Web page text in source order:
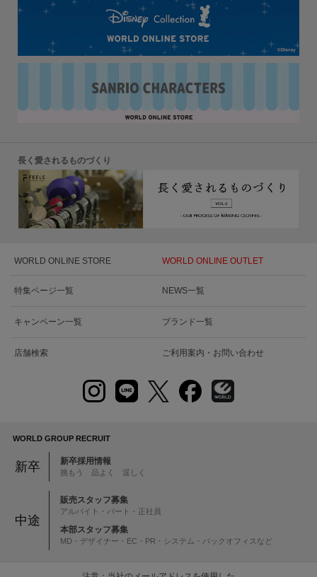
長く愛されるものづくり
WORLD ONLINE STORE WORLD ONLINE OUTLET
特集ページ一覧 NEWS一覧
キャンペーン一覧 ブランド一覧
店舗検索 ご利用案内・お問い合わせ
WORLD GROUP RECRUIT
新卒 新卒採用情報
挑もう 品よく 逞しく
中途
販売スタッフ募集
アルバイト・パート・正社員
本部スタッフ募集
MD・デザイナー・EC・PR・システム・バックオフィスなど